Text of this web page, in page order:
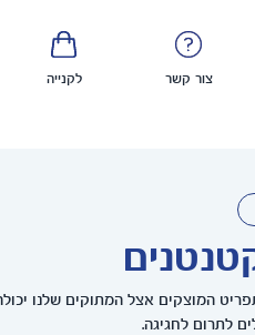
צור קשר לקנייה
המוצקים אצל המתוקים שלנו יכולה
לתרום לחגיגה.